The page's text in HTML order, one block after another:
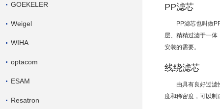
GOEKELER
Weigel
WIHA
optacom
ESAM
Resatron
PP滤芯
PP滤芯也叫做
层、精精过滤于一
安装的需要。
线绕滤芯
由具有良好过滤
度和稀密度，可以制